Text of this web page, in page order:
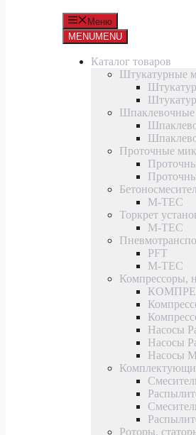
Меню
MENUMENU
Каталог товаров
Штукатурные
Проточные
M-TEC
Торкрет
M-TEC
PFT
M-TEC
Компрессоры,
Насосы
Насосы
Насосы
Роторы,